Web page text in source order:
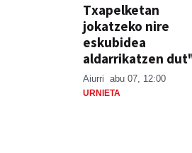
Txapelketan
jokatzeko nire
eskubidea
aldarrikatzen
Aiurri abu 07, 12:00
URNIETA